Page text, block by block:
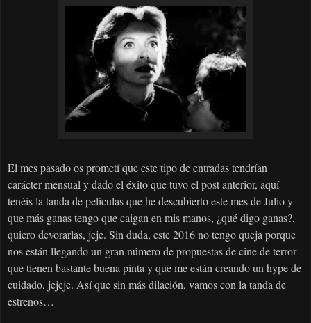
El mes pasado os prometí que este tipo de entradas tendrían
carácter mensual y dado el éxito que tuvo el post anterior, aquí
tenéis la tanda de películas que he descubierto este mes de Julio y
que más ganas tengo que caigan en mis manos, ¿qué digo ganas?,
quiero devorarlas, jeje. Sin duda, este 2016 no tengo queja porque
nos están llegando un gran número de propuestas de cine de terror
que tienen bastante buena pinta y que me están creando un hype de
cuidado, jejeje. Así que sin más dilación, vamos con la tanda de
estrenos…